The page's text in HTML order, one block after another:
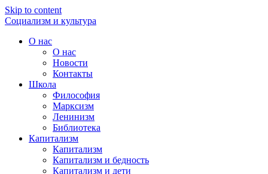
Skip to content
Социализм и культура
О нас
О нас
Новости
Контакты
Школа
Философия
Марксизм
Ленинизм
Библиотека
Капитализм
Капитализм
Капитализм и бедность
Капитализм и дети